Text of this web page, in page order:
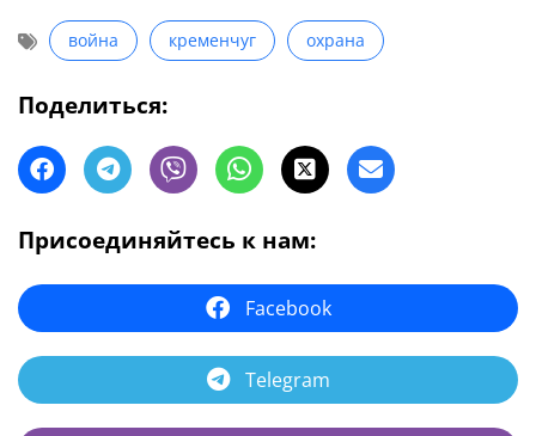
война кременчуг охрана
Поделиться:
Присоединяйтесь к нам:
Facebook
Telegram